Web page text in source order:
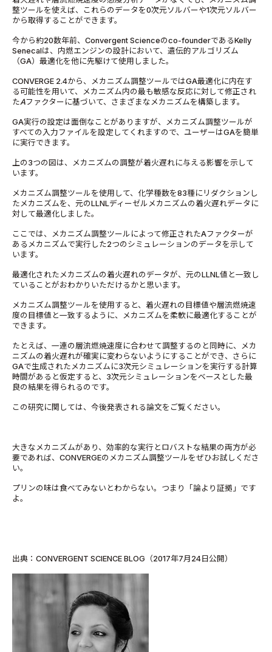
整ツールを使えば、これらのデータを0次元ソルバーや1次元ソルバー
から取得することができます。
今から約20数年前、Convergent Scienceのco-founderであるKelly
Senecalは、内燃エンジンの設計において、遺伝的アルゴリズム
（GA）最適化を他に先駆けて使用しました。
CONVERGE 2.4から、メカニズム調整ツールではGA最適化に内在す
る可能性を用いて、メカニズム内の最も敏感な反応に対して修正され
たAファクターに基づいて、さまざまなメカニズムを構築します。
GA実行の設定は面倒なことがありますが、メカニズム調整ツールが
すべての入力ファイルを設定してくれますので、ユーザーはGAを簡単
に実行できます。
上の3つの図は、メカニズムの調整が着火遅れに与える影響を示して
います。
メカニズム調整ツールを使用して、化学種数を83種にリダクションし
たメカニズムを、元のLLNLディーゼルメカニズムの着火遅れデータに
対して最適化しました。
ここでは、メカニズム調整ツールによって修正されたAファクターが
あるメカニズムで実行した2つのシミュレーションのデータを示して
います。
最適化されたメカニズムの着火遅れのデータが、元のLLNL値と一致し
ていることがおわかりいただけるかと思います。
メカニズム調整ツールを使用すると、着火遅れの目標値や層流燃焼速
度の目標値と一致するように、メカニズムを柔軟に最適化することが
できます。
たとえば、一連の層流燃焼速度に合わせて調整するのと同時に、メカ
ニズムの着火遅れが確実に変わらないようにすることができ、さらに
GAで生成されたメカニズムに3次元シミュレーションを実行する計算
時間があると仮定すると、3次元シミュレーションをベースとした最
良の結果を得られるのです。
この研究に関しては、今後発表される論文をご覧ください。
大きなメカニズムがあり、効率的な実行とロバストな結果の両方が必
要であれば、CONVERGEのメカニズム調整ツールをぜひお試しくださ
い。
プリンの味は食べてみないとわからない。つまり「論より証拠」です
よ。
出典：CONVERGENT SCIENCE BLOG（2017年7月24日公開）